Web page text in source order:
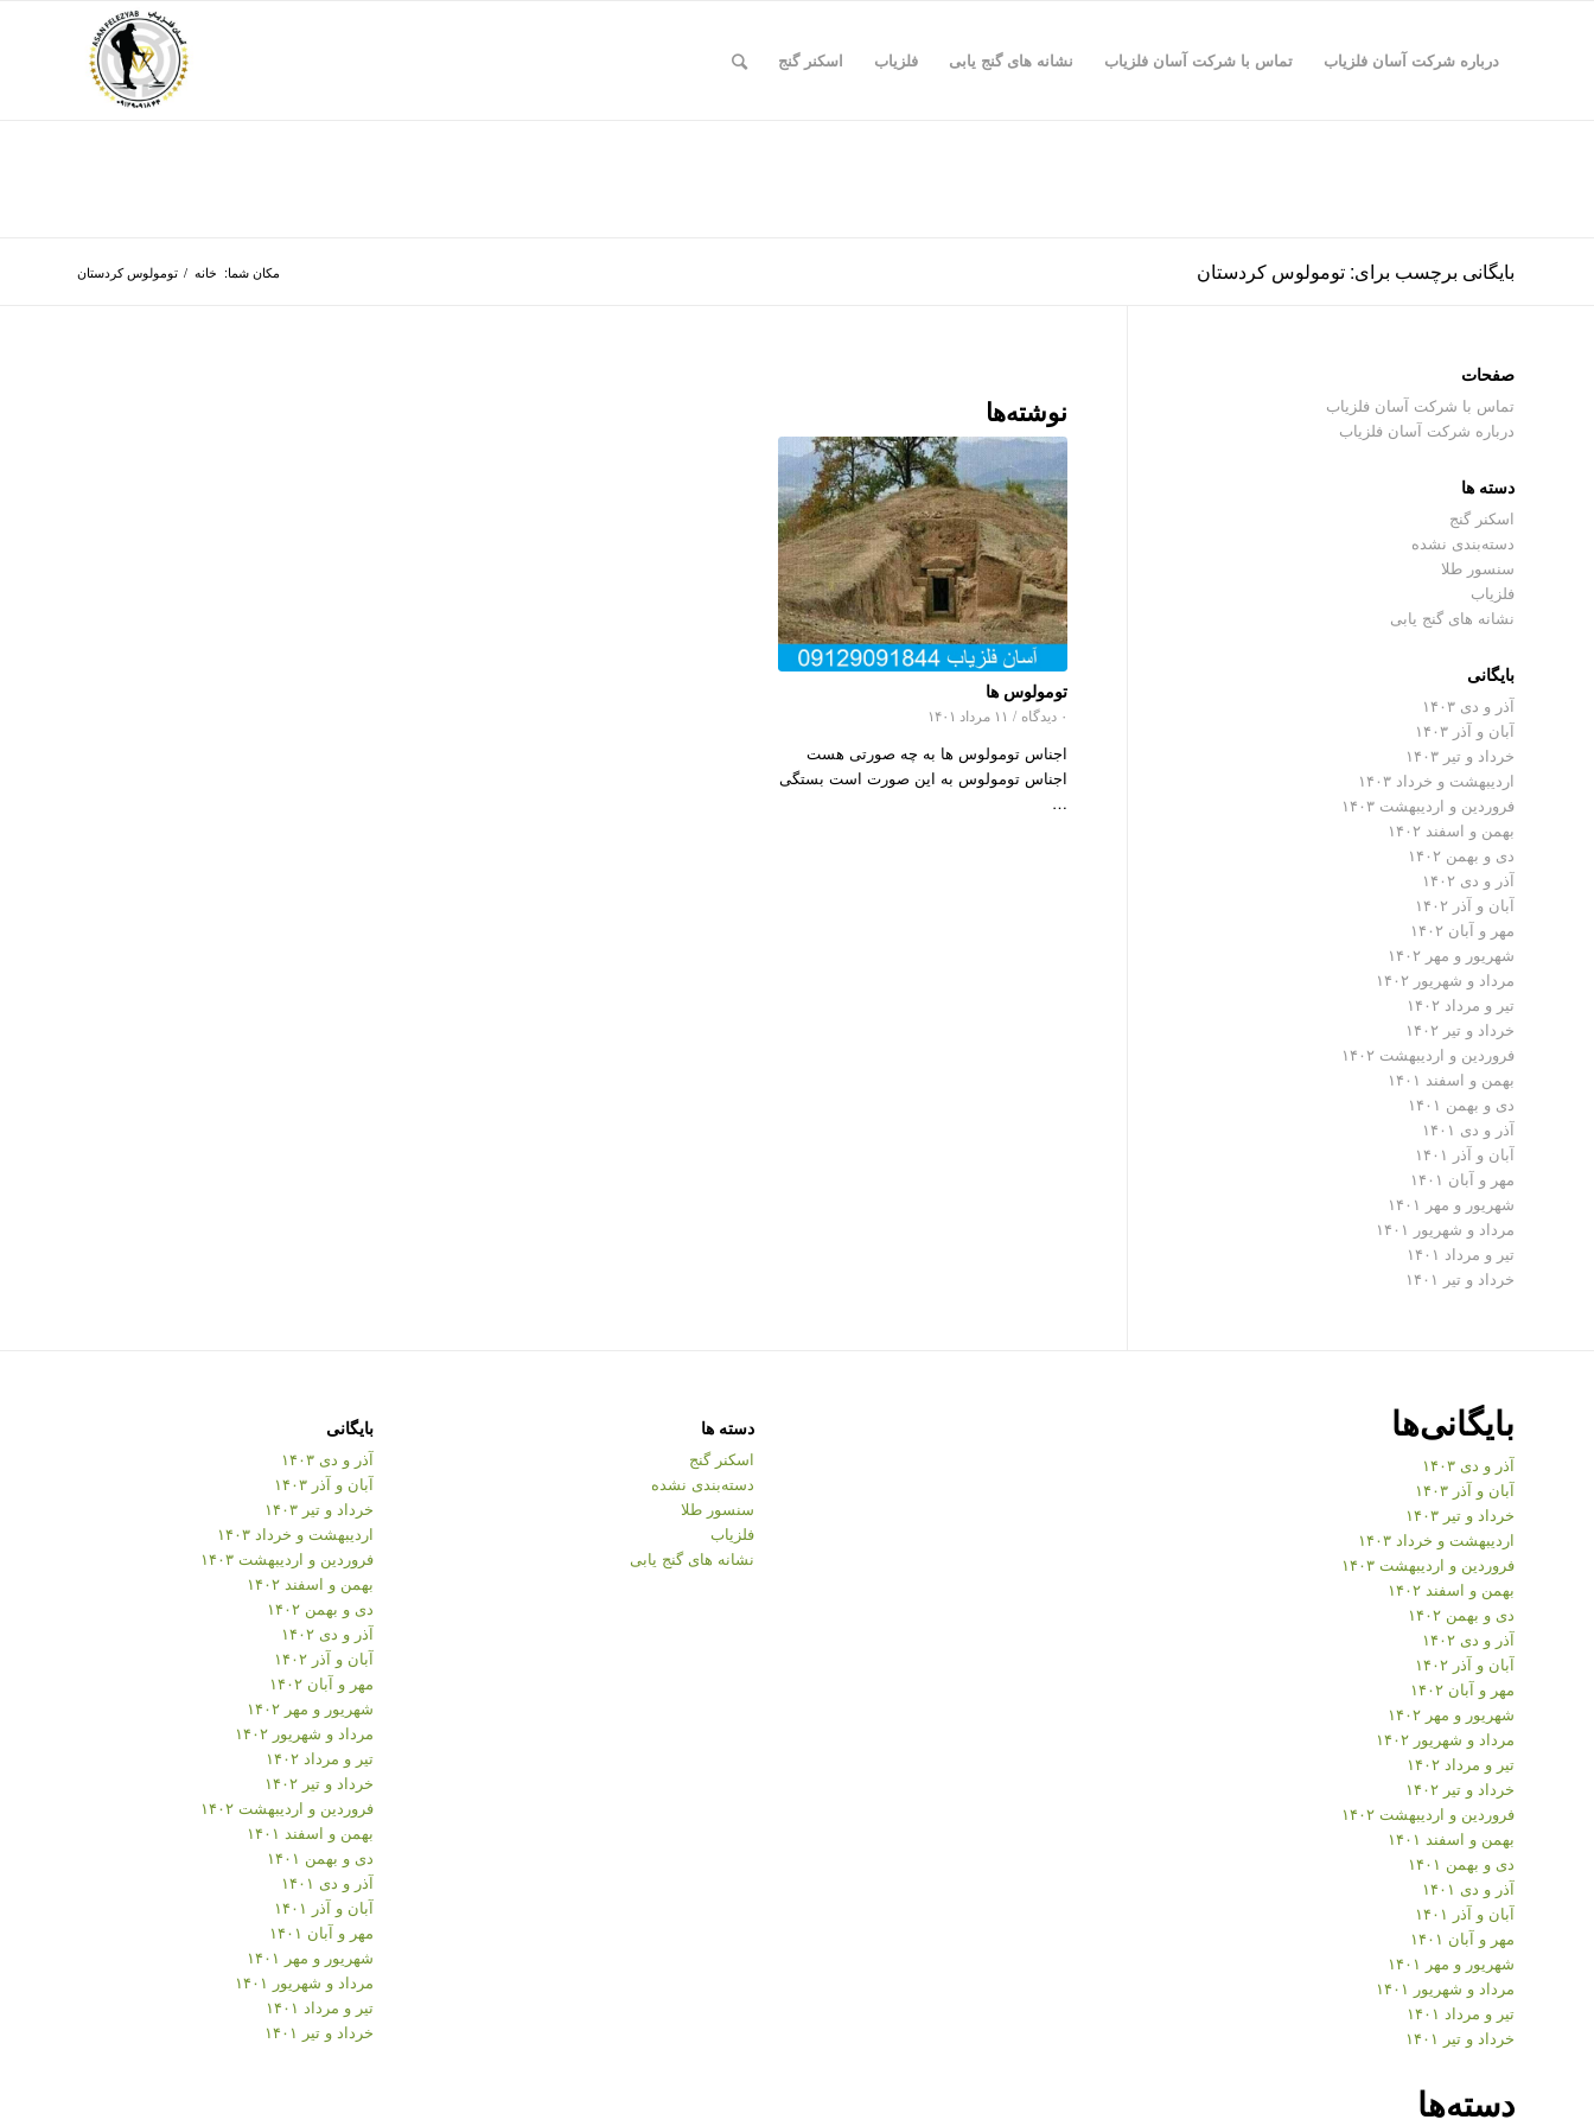
درباره شرکت آسان فلزیاب تماس با شرکت آسان فلزیاب نشانه های گنج یابی فلزیاب اسکنر گنج
بایگانی برچسب برای: تومولوس کردستان مکان شما: خانه / تومولوس کردستان
نوشته‌ها
تومولوس ها
۰ دیدگاه / ۱۱ مرداد ۱۴۰۱
اجناس تومولوس ها به چه صورتی هست
اجناس تومولوس به این صورت است بستگی
…
صفحات
تماس با شرکت آسان فلزیاب
درباره شرکت آسان فلزیاب
دسته ها
اسکنر گنج
دسته‌بندی نشده
سنسور طلا
فلزیاب
نشانه های گنج یابی
بایگانی
آذر و دی ۱۴۰۳
آبان و آذر ۱۴۰۳
خرداد و تیر ۱۴۰۳
اردیبهشت و خرداد ۱۴۰۳
فروردین و اردیبهشت ۱۴۰۳
بهمن و اسفند ۱۴۰۲
دی و بهمن ۱۴۰۲
آذر و دی ۱۴۰۲
آبان و آذر ۱۴۰۲
مهر و آبان ۱۴۰۲
شهریور و مهر ۱۴۰۲
مرداد و شهریور ۱۴۰۲
تیر و مرداد ۱۴۰۲
خرداد و تیر ۱۴۰۲
فروردین و اردیبهشت ۱۴۰۲
بهمن و اسفند ۱۴۰۱
دی و بهمن ۱۴۰۱
آذر و دی ۱۴۰۱
آبان و آذر ۱۴۰۱
مهر و آبان ۱۴۰۱
شهریور و مهر ۱۴۰۱
مرداد و شهریور ۱۴۰۱
تیر و مرداد ۱۴۰۱
خرداد و تیر ۱۴۰۱
بایگانی‌ها
آذر و دی ۱۴۰۳
آبان و آذر ۱۴۰۳
خرداد و تیر ۱۴۰۳
اردیبهشت و خرداد ۱۴۰۳
فروردین و اردیبهشت ۱۴۰۳
بهمن و اسفند ۱۴۰۲
دی و بهمن ۱۴۰۲
آذر و دی ۱۴۰۲
آبان و آذر ۱۴۰۲
مهر و آبان ۱۴۰۲
شهریور و مهر ۱۴۰۲
مرداد و شهریور ۱۴۰۲
تیر و مرداد ۱۴۰۲
خرداد و تیر ۱۴۰۲
فروردین و اردیبهشت ۱۴۰۲
بهمن و اسفند ۱۴۰۱
دی و بهمن ۱۴۰۱
آذر و دی ۱۴۰۱
آبان و آذر ۱۴۰۱
مهر و آبان ۱۴۰۱
شهریور و مهر ۱۴۰۱
مرداد و شهریور ۱۴۰۱
تیر و مرداد ۱۴۰۱
خرداد و تیر ۱۴۰۱
دسته‌ها
دسته ها
اسکنر گنج
دسته‌بندی نشده
سنسور طلا
فلزیاب
نشانه های گنج یابی
بایگانی
آذر و دی ۱۴۰۳
آبان و آذر ۱۴۰۳
خرداد و تیر ۱۴۰۳
اردیبهشت و خرداد ۱۴۰۳
فروردین و اردیبهشت ۱۴۰۳
بهمن و اسفند ۱۴۰۲
دی و بهمن ۱۴۰۲
آذر و دی ۱۴۰۲
آبان و آذر ۱۴۰۲
مهر و آبان ۱۴۰۲
شهریور و مهر ۱۴۰۲
مرداد و شهریور ۱۴۰۲
تیر و مرداد ۱۴۰۲
خرداد و تیر ۱۴۰۲
فروردین و اردیبهشت ۱۴۰۲
بهمن و اسفند ۱۴۰۱
دی و بهمن ۱۴۰۱
آذر و دی ۱۴۰۱
آبان و آذر ۱۴۰۱
مهر و آبان ۱۴۰۱
شهریور و مهر ۱۴۰۱
مرداد و شهریور ۱۴۰۱
تیر و مرداد ۱۴۰۱
خرداد و تیر ۱۴۰۱